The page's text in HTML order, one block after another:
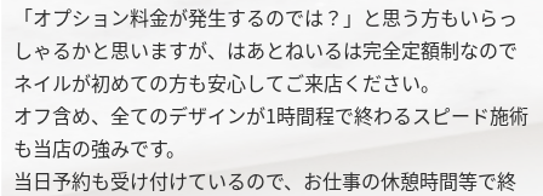
「オプション料金が発生するのでは？」と思う方もいらっ
しゃるかと思いますが、はあとねいるは完全定額制なので
ネイルが初めての方も安心してご来店ください。
オフ含め、全てのデザインが1時間程で終わるスピード施術
も当店の強みです。
当日予約も受け付けているので、お仕事の休憩時間等で終